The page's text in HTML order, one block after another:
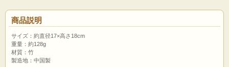
商品説明
サイズ：約直径17×高さ18cm
重量：約128g
材質：竹
製造地：中国製